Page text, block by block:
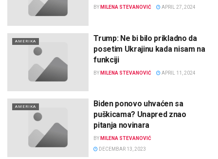
BY MILENA STEVANOVIĆ APRIL 27, 2024
AMERIKA
Trump: Ne bi bilo prikladno da
posetim Ukrajinu kada nisam na
funkciji
BY MILENA STEVANOVIĆ APRIL 11, 2024
AMERIKA
Biden ponovo uhvaćen sa
puškicama? Unapred znao
pitanja novinara
BY MILENA STEVANOVIĆ
DECEMBAR 13, 2023